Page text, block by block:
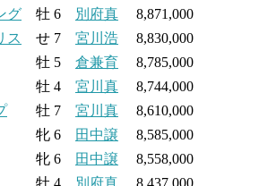
グ 牡 6 別府真 8,871,000
ス
せ 7 宮川浩 8,830,000
牡 5 倉兼育 8,785,000
牡 4 宮川真 8,744,000
牡 7 宮川真 8,610,000
6 田中譲 8,585,000
牝 6 田中譲 8,558,000
牡 4 別府真 8,437,000